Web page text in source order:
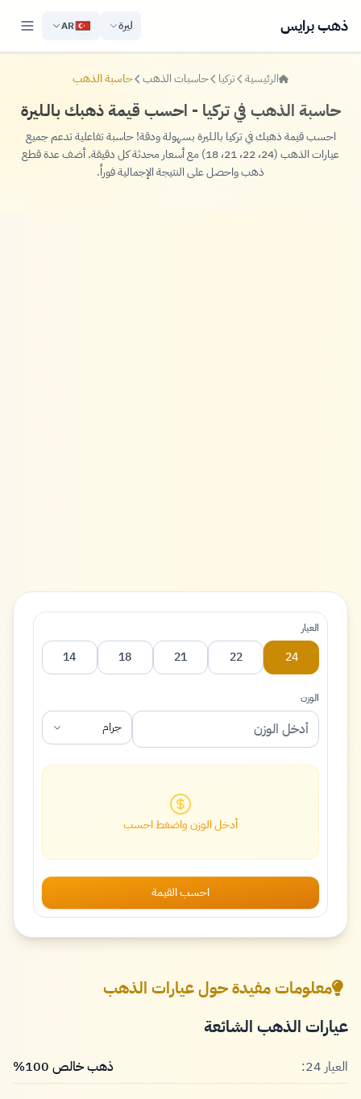
ذهب برايس ليرة AR
الرئيسية تركيا حاسبات الذهب حاسبة الذهب
حاسبة الذهب في تركيا - احسب قيمة ذهبك بالـليرة
احسب قيمة ذهبك في تركيا بالـليرة بسهولة ودقة! حاسبة تفاعلية تدعم جميع
عيارات الذهب (24، 22، 21، 18) مع أسعار محدثة كل دقيقة. أضف عدة قطع
ذهب واحصل على النتيجة الإجمالية فوراً.
العيار
24
22
21
18
14
الوزن
جرام
أدخل الوزن واضغط احسب
احسب القيمة
معلومات مفيدة حول عيارات الذهب
عيارات الذهب الشائعة
العيار 24: ذهب خالص 100%